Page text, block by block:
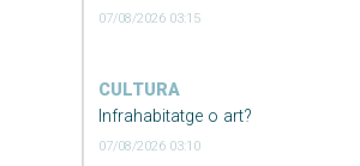
07/08/2026 03:15
CULTURA
Infrahabitatge o art?
07/08/2026 03:10